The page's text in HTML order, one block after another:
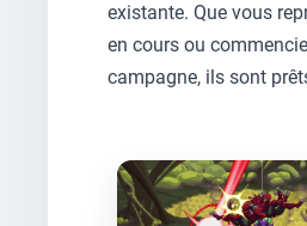
existante. Que vous
en cours ou
campagne, ils sont